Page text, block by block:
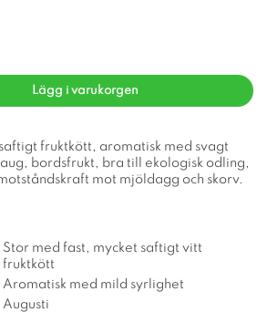
Lägg i varukorgen
fruktkött, aromatisk med svagt
bordsfrukt, bra till ekologisk odling,
mot mjöldagg och skorv.
Stor med fast, mycket saftigt vitt
fruktkött
Aromatisk med mild syrlighet
Augusti